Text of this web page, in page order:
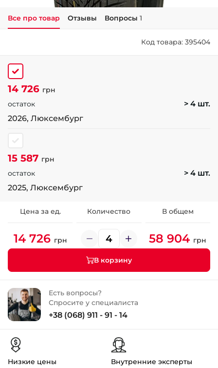
+38 (050)-911-911-2
+38 (099)-643-33-77
Все про товар Отзывы Вопросы 1
Код товара: 395404
14 726 грн
остаток
> 4 шт.
2026, Люксембург
15 587 грн
остаток
> 4 шт.
2025, Люксембург
Цена за ед. Количество В общем
14 726 грн 58 904 грн
В корзину
Есть вопросы?
Спросите у специалиста
+38 (068) 911 - 91 - 14
Низкие цены Внутренние эксперты